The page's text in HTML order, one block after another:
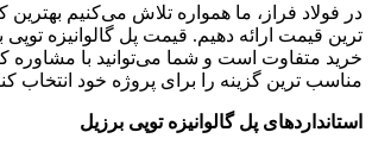
در فولاد فراز، ما همواره تلاش می‌کنیم بهترین
ترین قیمت ارائه دهیم. قیمت پل گالوانیزه توپی
خرید متفاوت است و شما می‌توانید با مشاوره
مناسب ‌ترین گزینه را برای پروژه خود انتخاب
استانداردهای پل گالوانیزه توپی برزیل